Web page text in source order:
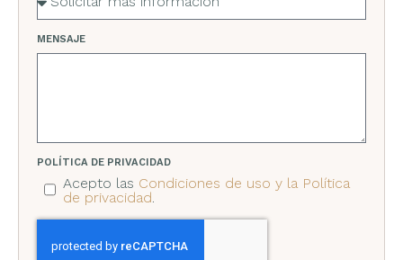
MENSAJE
POLÍTICA DE PRIVACIDAD
Acepto las Condiciones de uso y la Política
de privacidad